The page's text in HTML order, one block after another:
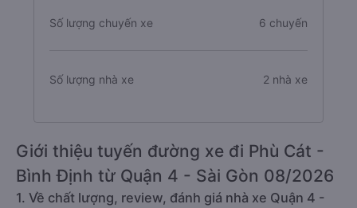
Số lượng chuyến xe 6 chuyến
Số lượng nhà xe 2 nhà xe
Giới thiệu tuyến đường xe đi Phù Cát -
Bình Định từ Quận 4 - Sài Gòn 08/2026
1. Về chất lượng, review, đánh giá nhà xe Quận 4 -